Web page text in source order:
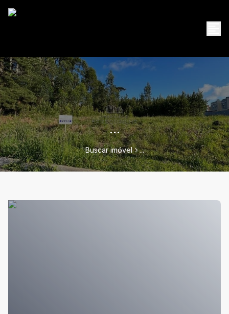
...
Buscar imóvel ...